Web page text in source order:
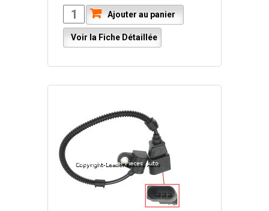
Ajouter au panier
Voir la Fiche Détaillée